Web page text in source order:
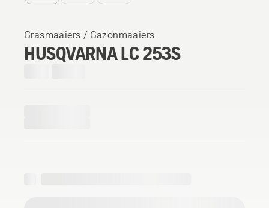
Grasmaaiers / Gazonmaaiers
HUSQVARNA LC 253S